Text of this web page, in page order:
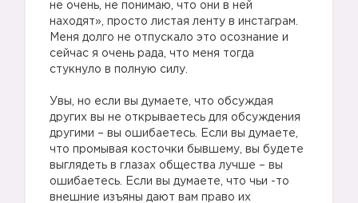
не очень, не понимаю, что они в ней
находят», просто листая ленту в инстаграм.
Меня долго не отпускало это осознание и
сейчас я очень рада, что меня тогда
стукнуло в полную силу.
Увы, но если вы думаете, что обсуждая
других вы не открываетесь для обсуждения
другими – вы ошибаетесь. Если вы думаете,
что промывая косточки бывшему, вы будете
выглядеть в глазах общества лучше – вы
ошибаетесь. Если вы думаете, что чьи -то
внешние изъяны дают вам право их